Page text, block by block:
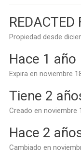
REDACTED
Propiedad desde
Hace 1 año
Expira en noviembre
Tiene 2
Creado en noviembre
Hace 2
Cambiado en